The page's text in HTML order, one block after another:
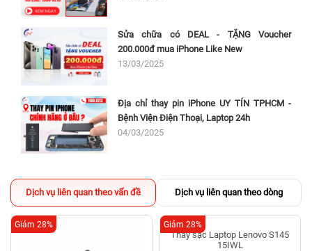
Sửa chữa có DEAL - TẶNG Voucher
200.000đ mua iPhone Like New
13/03/2025
Địa chỉ thay pin iPhone UY TÍN TPHCM -
Bệnh Viện Điện Thoại, Laptop 24h
04/03/2025
Dịch vụ liên quan theo vấn đề Dịch vụ liên quan theo dòng
Giảm 28%
Thay sạc Laptop Lenovo S145
15IWL
Giảm 28%